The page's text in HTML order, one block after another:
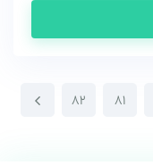
۸۱ ۸۲